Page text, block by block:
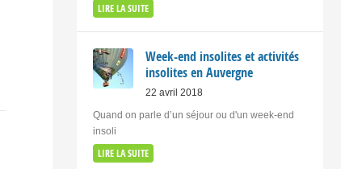
LIRE LA SUITE
Week-end insolites et activités
insolites en Auvergne
22 avril 2018
Quand on parle d’un séjour ou d'un week-end
insoli
LIRE LA SUITE